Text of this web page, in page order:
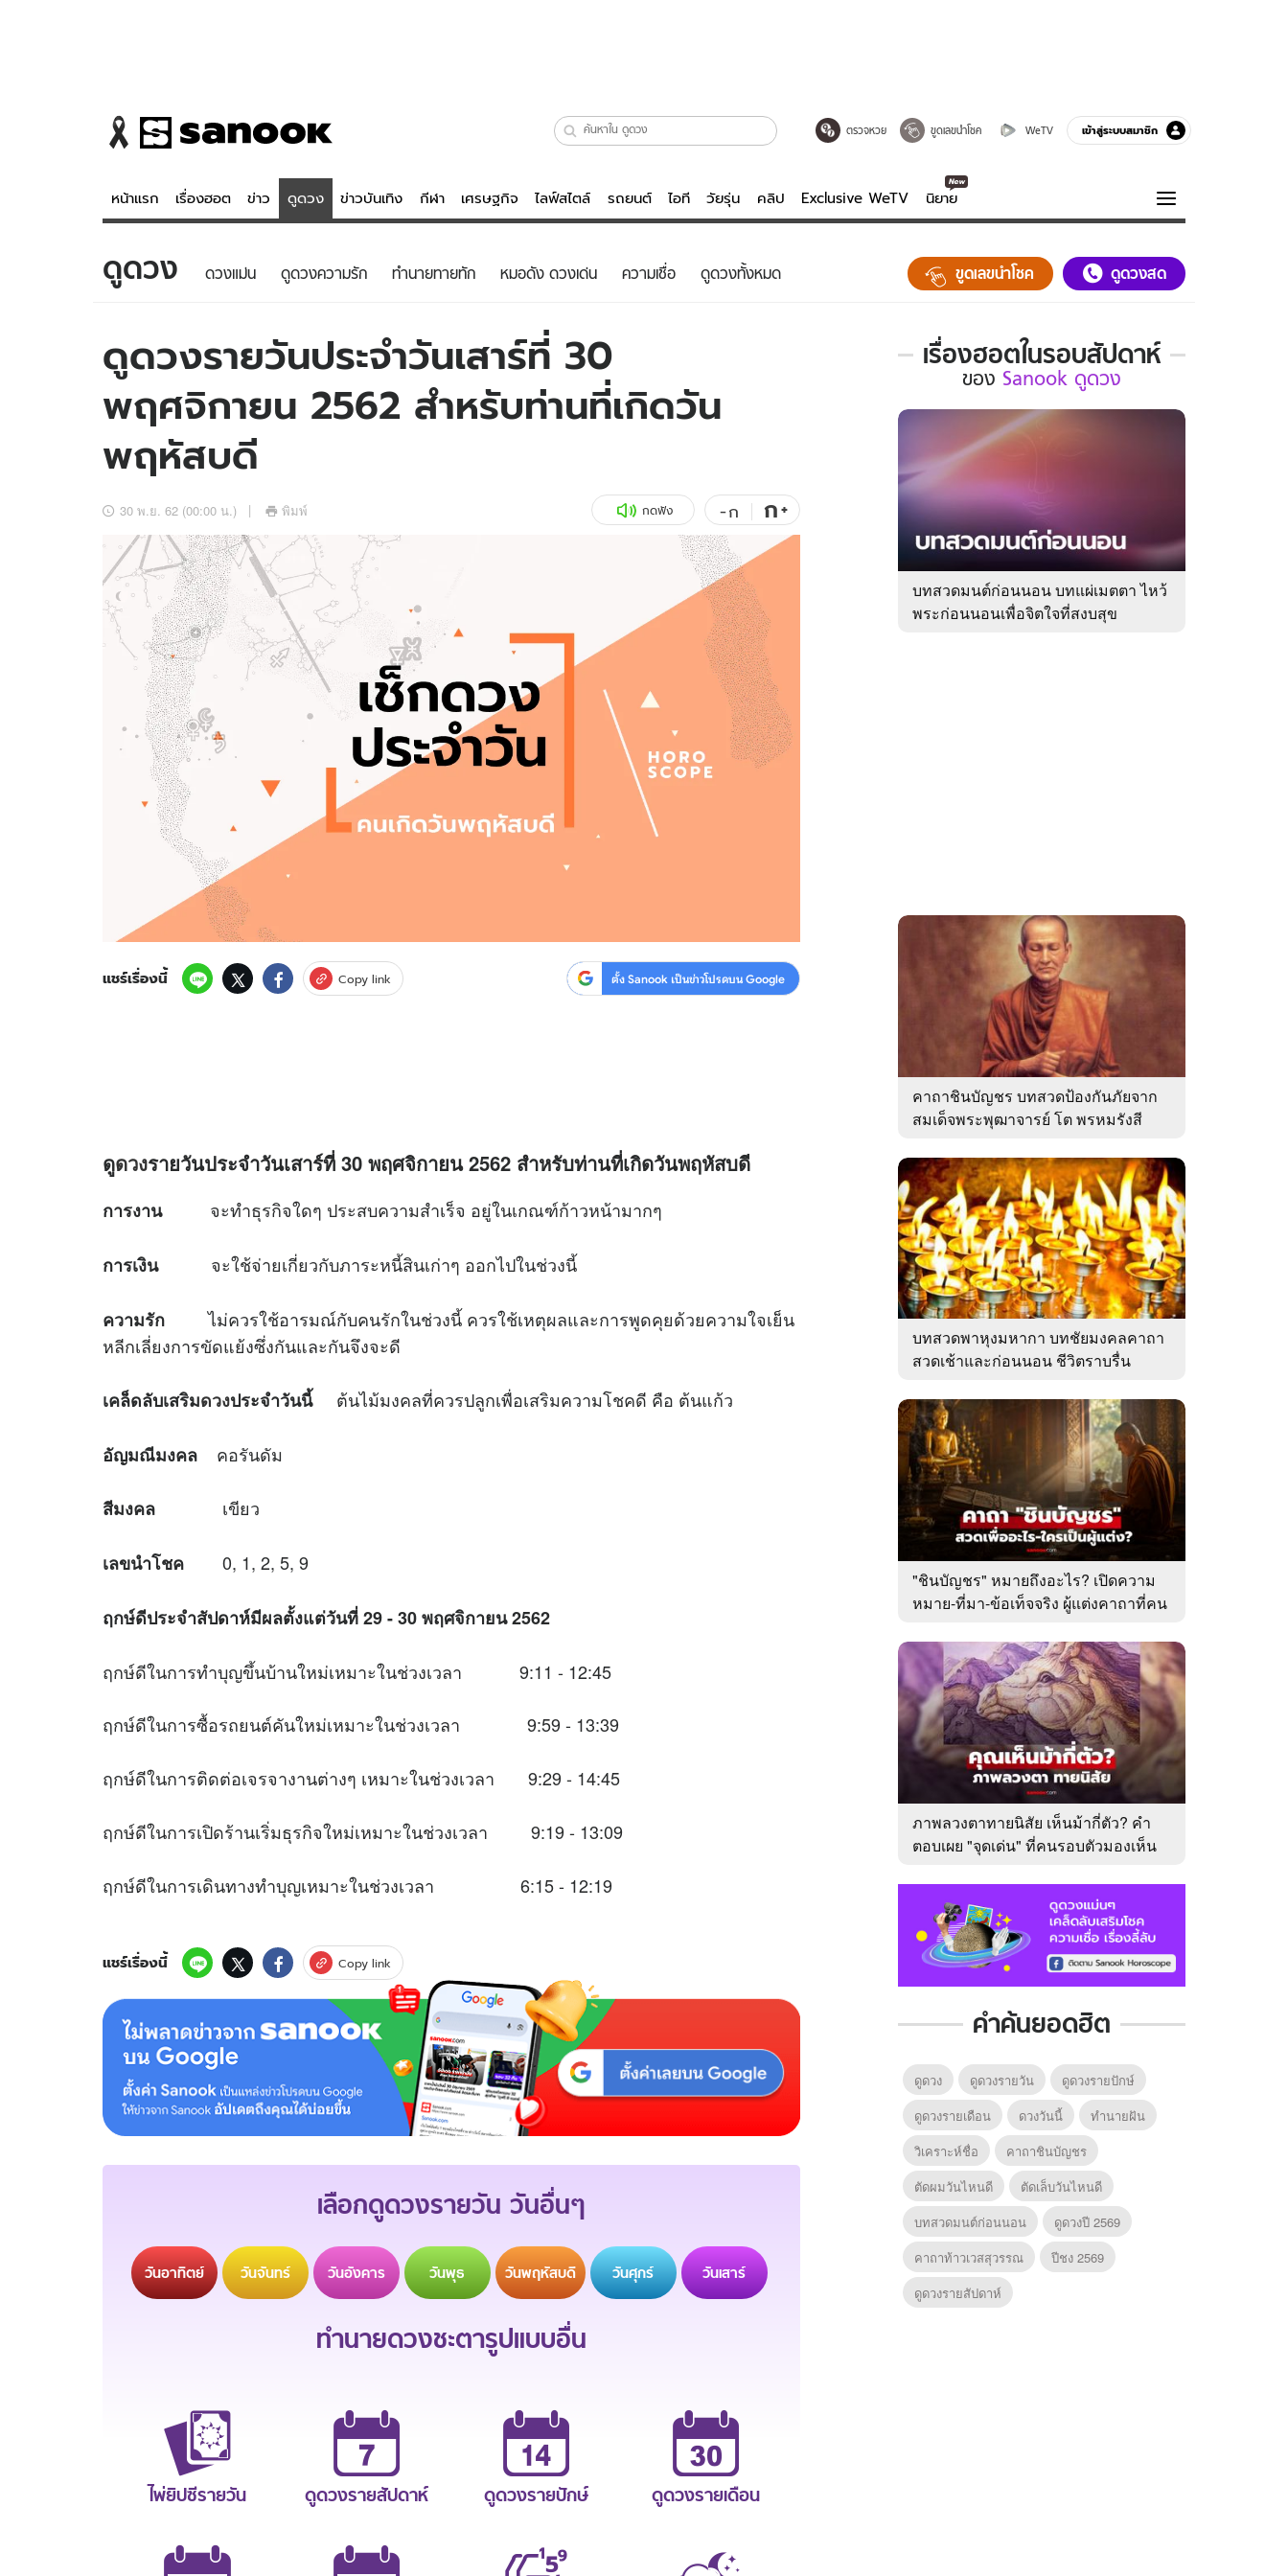
ตรวจหวย ขูดเลขนำโชค WeTV เข้าสู่ระบบสมาชิก
หน้าแรก เรื่องฮอต ข่าว ดูดวง ข่าวบันเทิง กีฬา เศรษฐกิจ ไลฟ์สไตล์ รถยนต์ ไอที วัยรุ่น คลิป Exclusive WeTV นิยาย
ข่าว
ข่าวบันเทิง
ข่าวกีฬา
ข่าวเศรษฐกิจ
อัปเดตจีน
ดูดวง - ตรวจหวย
สถิติหวยไทย
หวยลาว
ไลฟ์สไตล์
วัยรุ่น
ไอที
รถยนต์
เที่ยว-กิน
Tasteful Thailand
WeTV
Exclusive WeTV
ความรู้รอบตัว
ฮาวทู
ดาวน์โหลดสนุกแอปฟรี ติดตามสนุกโซเชียลได้ที่
สงวนลิขสิทธิ์ ©2569บริษัท อิมเมจ ฟิวเจอร์ (ประเทศไทย) จำกัด
ดูดวง ดวงแม่น ดูดวงความรัก ทํานายทายทัก หมอดัง ดวงเด่น ความเชื่อ ดูดวงทั้งหมด ขูดเลขนำโชค ดูดวงสด
ดูดวงรายวันประจำวันเสาร์ที่ 30
พฤศจิกายน 2562 สำหรับท่านที่เกิดวัน
พฤหัสบดี
30 พ.ย. 62 (00:00 น.) พิมพ์ กดฟัง -ก ก+
แชร์เรื่องนี้ Copy link ตั้ง Sanook เป็นข่าวโปรดบน Google
ดูดวงรายวันประจำวันเสาร์ที่ 30 พฤศจิกายน 2562 สำหรับท่านที่เกิดวันพฤหัสบดี
การงานจะทำธุรกิจใดๆ ประสบความสำเร็จ อยู่ในเกณฑ์ก้าวหน้ามากๆ
การเงินจะใช้จ่ายเกี่ยวกับภาระหนี้สินเก่าๆ ออกไปในช่วงนี้
ความรัก ไม่ควรใช้อารมณ์กับคนรักในช่วงนี้ ควรใช้เหตุผลและการพูดคุยด้วยความใจเย็น
หลีกเลี่ยงการขัดแย้งซึ่งกันและกันจึงจะดี
เคล็ดลับเสริมดวงประจำวันนี้ต้นไม้มงคลที่ควรปลูกเพื่อเสริมความโชคดี คือ ต้นแก้ว
อัญมณีมงคล คอรันดัม
สีมงคล เขียว
เลขนำโชค 0, 1, 2, 5, 9
ฤกษ์ดีประจำสัปดาห์มีผลตั้งแต่วันที่29 - 30 พฤศจิกายน 2562
ฤกษ์ดีในการทำบุญขึ้นบ้านใหม่เหมาะในช่วงเวลา 9:11 - 12:45
ฤกษ์ดีในการซื้อรถยนต์คันใหม่เหมาะในช่วงเวลา 9:59 - 13:39
ฤกษ์ดีในการติดต่อเจรจางานต่างๆ เหมาะในช่วงเวลา 9:29 - 14:45
ฤกษ์ดีในการเปิดร้านเริ่มธุรกิจใหม่เหมาะในช่วงเวลา 9:19 - 13:09
ฤกษ์ดีในการเดินทางทำบุญเหมาะในช่วงเวลา 6:15 - 12:19
แชร์เรื่องนี้ Copy link
เลือกดูดวงรายวัน วันอื่นๆ
วันอาทิตย์ วันจันทร์ วันอังคาร วันพุธ วันพฤหัสบดี วันศุกร์ วันเสาร์
ทำนายดวงชะตารูปแบบอื่น
ไพ่ยิปซีรายวัน ดูดวงรายสัปดาห์ ดูดวงรายปักษ์ ดูดวงรายเดือน
เรื่องฮอตในรอบสัปดาห์
เรื่อง
ใน
รอบ
ของ
Sanook
ดูด
ของ Sanook ดูดวง
บทสวดมนต์ก่อนนอน บทแผ่เมตตา ไหว้
พระก่อนนอนเพื่อจิตใจที่สงบสุข
คาถาชินบัญชร บทสวดป้องกันภัยจาก
สมเด็จพระพุฒาจารย์ โต พรหมรังสี
บทสวดพาหุงมหากา บทชัยมงคลคาถา
สวดเช้าและก่อนนอน ชีวิตราบรื่น
"ชินบัญชร" หมายถึงอะไร? เปิดความ
หมาย-ที่มา-ข้อเท็จจริง ผู้แต่งคาถาที่คน
ภาพลวงตาทายนิสัย เห็นม้ากี่ตัว? คำ
ตอบเผย "จุดเด่น" ที่คนรอบตัวมองเห็น
คำค้นยอดฮิต
ดูดวง ดูดวงรายวัน
ดูดวงรายปักษ์
ดูดวงรายเดือน
ดวงวันนี้
ทํานายฝัน
วิเคราะห์ชื่อ
คาถาชินบัญชร
ตัดผมวันไหนดี
ตัดเล็บวันไหนดี
บทสวดมนต์ก่อนนอน
ดูดวงปี 2569
คาถาท้าวเวสสุวรรณ
ปีชง 2569
ดูดวงรายสัปดาห์